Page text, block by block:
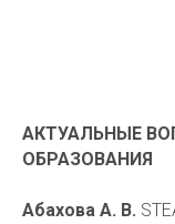
АКТУАЛЬНЫЕ
ОБРАЗОВАНИЯ
Абахова А. В.